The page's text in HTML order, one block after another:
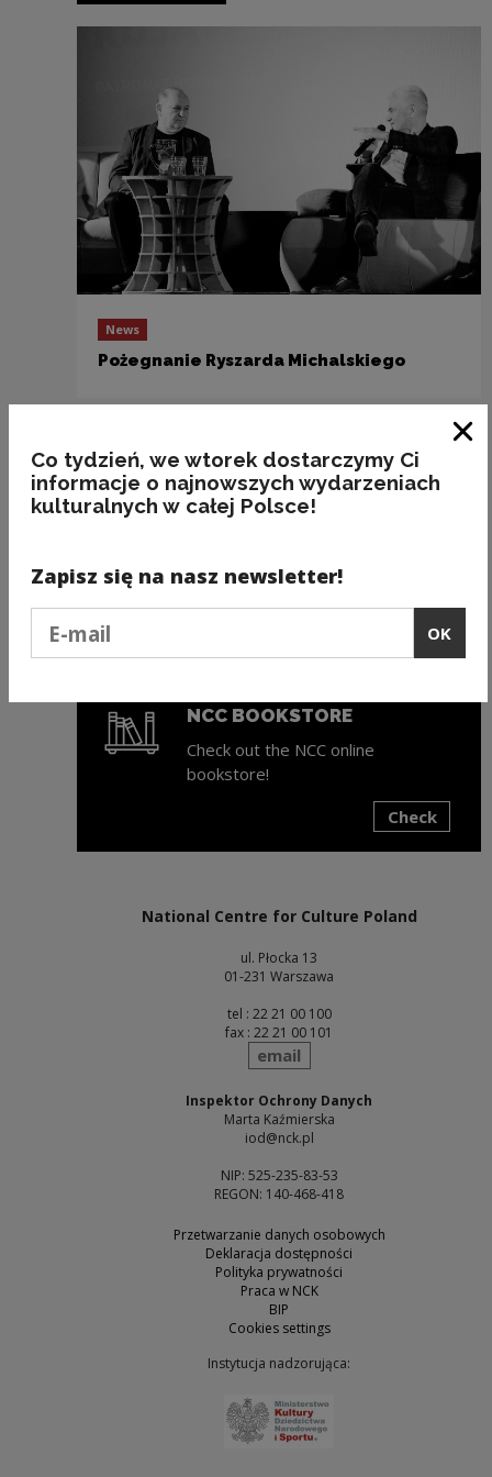
News
Pożegnanie Ryszarda Michalskiego
Previous slide
Next slide
NCC BOOKSTORE
Check out the NCC online
bookstore!
Check
National Centre for Culture Poland
ul. Płocka 13
01-231 Warszawa
tel : 22 21 00 100
fax : 22 21 00 101
send
email
Inspektor Ochrony Danych
Marta Kaźmierska
iod@nck.pl
NIP: 525-235-83-53
REGON: 140-468-418
Przetwarzanie danych osobowych
Deklaracja dostępności
Polityka prywatności
Praca w NCK
BIP
Cookies settings
Instytucja nadzorująca:
Co tydzień, we wtorek dostarczymy Ci
informacje o najnowszych wydarzeniach
kulturalnych w całej Polsce!
Zapisz się na nasz newsletter!
OK